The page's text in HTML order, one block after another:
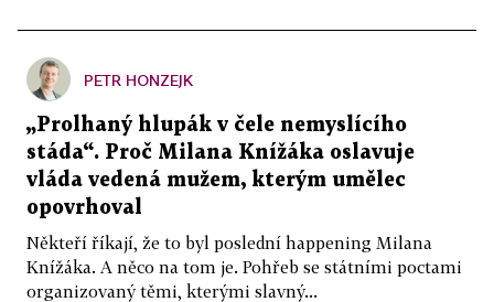
PETR HONZEJK
„Prolhaný hlupák v čele nemyslícího
stáda“. Proč Milana Knížáka oslavuje
vláda vedená mužem, kterým umělec
opovrhoval
Někteří říkají, že to byl poslední happening Milana
Knížáka. A něco na tom je. Pohřeb se státními poctami
organizovaný těmi, kterými slavný...